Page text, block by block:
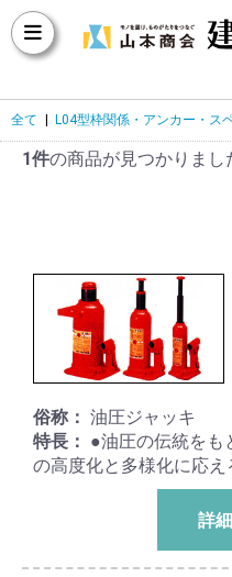
全て | L04型枠関係・アンカー・ス
1件の商品が見つかりまし
俗称： 油圧ジャッキ
特長： ●油圧の伝統をも
の高度化と多様化に応
詳